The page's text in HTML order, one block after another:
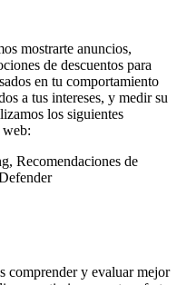
mostrarte anuncios,
de descuentos para
en tu comportamiento
a tus intereses, y medir su
los siguientes
web:
Recomendaciones de
comprender y evaluar mejor